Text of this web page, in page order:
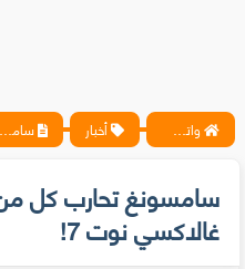
واتس آب ، فيسبوك ، أنترنت ، شروحات تقنية حصرية - المحترف أخبار سامسونغ تحارب كل من يسخر من هواتفها غالاكسي نوت 7!
سامسونغ تحارب كل
غالاكسي نوت 7!